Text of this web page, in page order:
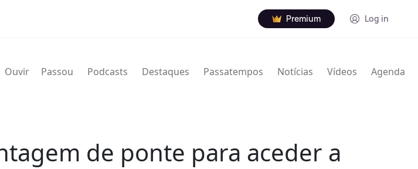
Premium Log in
Ouvir Passou Podcasts Destaques Passatempos Notícias Vídeos Agenda
de ponte para aceder a